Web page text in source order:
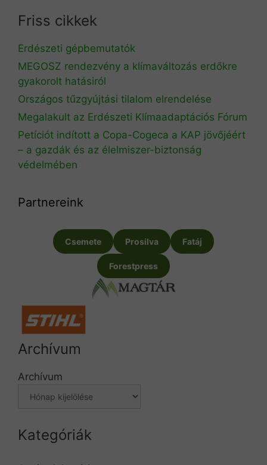
Friss cikkek
Erdészeti gépbemutatók
MEGOSZ rendezvény a klímaváltozás erdőkre
gyakorolt hatásiról
Országos tűzgyújtási tilalom elrendelése
Megalakult az Erdészeti Klímaadaptációs Fórum
Petíciót indított a Copa-Cogeca a KAP jövőjéért
– a gazdák és az élelmiszer-biztonság
védelmében
Partnereink
Csemete Prosilva Fatáj
Forestpress
Archívum
Archívum
Kategóriák